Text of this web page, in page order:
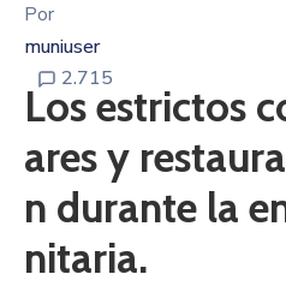
Por
muniuser
2.715
Los estrictos
ares y
n durante la
nitaria.